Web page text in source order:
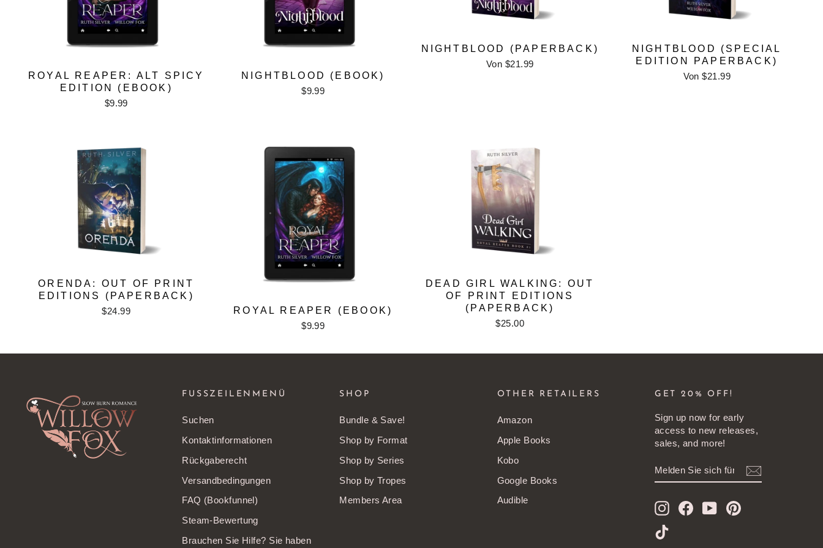
ROYAL REAPER: ALT SPICY
EDITION (EBOOK)
$9.99
NIGHTBLOOD (EBOOK)
$9.99
NIGHTBLOOD (PAPERBACK)
Von $21.99
NIGHTBLOOD (SPECIAL
EDITION PAPERBACK)
Von $21.99
ORENDA: OUT OF PRINT
EDITIONS (PAPERBACK)
$24.99
ROYAL REAPER (EBOOK)
$9.99
DEAD GIRL WALKING: OUT
OF PRINT EDITIONS
(PAPERBACK)
$25.00
FUSSZEILENMENÜ
Suchen
Kontaktinformationen
Rückgaberecht
Versandbedingungen
FAQ (Bookfunnel)
Steam-Bewertung
Brauchen Sie Hilfe? Sie haben
SHOP
Bundle & Save!
Shop by Format
Shop by Series
Shop by Tropes
Members Area
OTHER RETAILERS
Amazon
Apple Books
Kobo
Google Books
Audible
GET 20% OFF!
Sign up now for early
access to new releases,
sales, and more!
SIE
FÜR
UNSERE
AN
InstagramFacebook
YouTubePinterest
TikTok